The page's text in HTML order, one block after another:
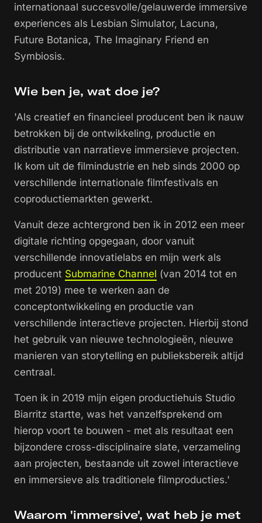
internationaal succesvolle/gelauwerde immersive
experiences als Lesbian Simulator, Lacuna,
Future Botanica, The Imaginary Friend en
Symbiosis.
Wie ben je, wat doe je?
'Als creatief en financieel producent ben ik nauw
betrokken bij de ontwikkeling, productie en
distributie van narratieve immersieve projecten.
Ik kom uit de filmindustrie en heb sinds 2000 op
verschillende internationale filmfestivals en
coproductiemarkten gewerkt.
Vanuit deze achtergrond ben ik in 2012 een meer
digitale richting opgegaan, door vanuit
verschillende innovatielabs en mijn werk als
producent Submarine Channel (van 2014 tot en
met 2019) mee te werken aan de
conceptontwikkeling en productie van
verschillende interactieve projecten. Hierbij stond
het gebruik van nieuwe technologieën, nieuwe
manieren van storytelling en publieksbereik altijd
centraal.
Toen ik in 2019 mijn eigen productiehuis Studio
Biarritz startte, was het vanzelfsprekend om
hierop voort te bouwen - met als resultaat een
bijzondere cross-disciplinaire slate, verzameling
aan projecten, bestaande uit zowel interactieve
en immersieve als traditionele filmproducties.'
Waarom 'immersive', wat heb je met